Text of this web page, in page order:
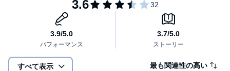
すべて表示 最も関連性の高い